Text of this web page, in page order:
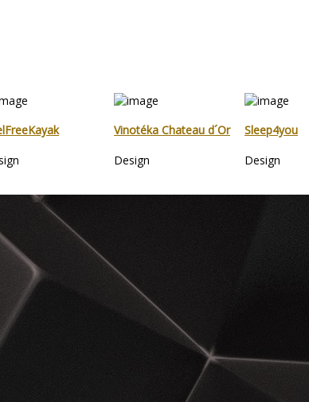
Vinotéka Chateau d´Or
Design
Sleep4you
Design